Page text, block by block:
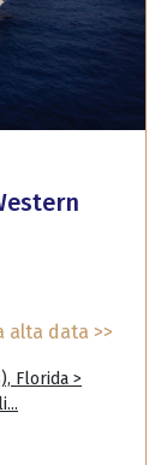
alta data >>
Florida >